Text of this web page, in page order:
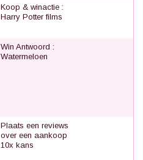
Koop & winactie :
Harry Potter films
Win Antwoord :
Watermeloen
Plaats een reviews
over een aankoop
10x kans